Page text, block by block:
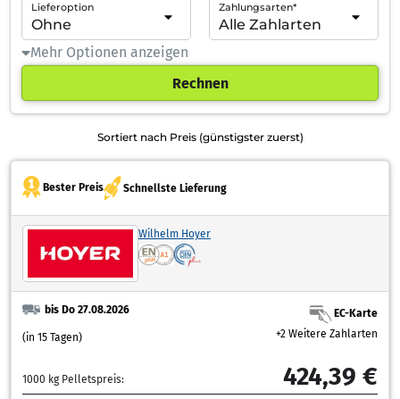
Lieferoption Zahlungsarten*
Mehr Optionen anzeigen
Rechnen
Sortiert nach Preis (günstigster zuerst)
Bester Preis Schnellste Lieferung
Wilhelm Hoyer
bis Do 27.08.2026
(in 15 Tagen)
EC-Karte
+2 Weitere Zahlarten
1000 kg Pelletspreis: 424,39 €